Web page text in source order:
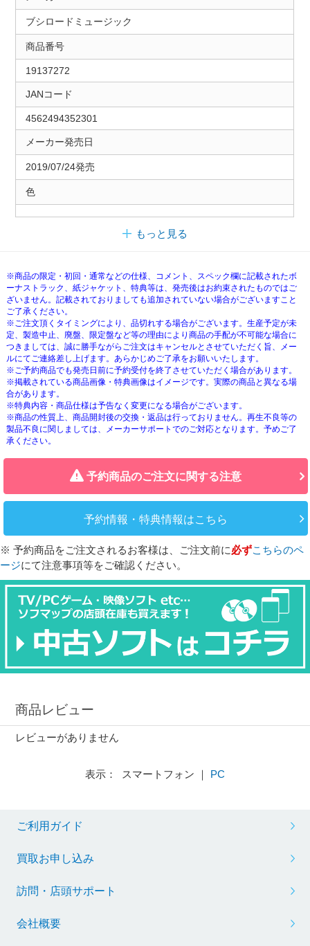
ブシロードミュージック
商品番号
19137272
JANコード
4562494352301
メーカー発売日
2019/07/24発売
色
もっと見る
※商品の限定・初回・通常などの仕様、コメント、スペック欄に記載されたボ
ーナストラック、紙ジャケット、特典等は、発売後はお約束されたものではご
ざいません。記載されておりましても追加されていない場合がございますこと
ご了承ください。
※ご注文頂くタイミングにより、品切れする場合がございます。生産予定が未
定、製造中止、廃盤、限定盤など等の理由により商品の手配が不可能な場合に
つきましては、誠に勝手ながらご注文はキャンセルとさせていただく旨、メー
ルにてご連絡差し上げます。あらかじめご了承をお願いいたします。
※ご予約商品でも発売日前に予約受付を終了させていただく場合があります。
※掲載されている商品画像・特典画像はイメージです。実際の商品と異なる場
合があります。
※特典内容・商品仕様は予告なく変更になる場合がございます。
※商品の性質上、商品開封後の交換・返品は行っておりません。再生不良等の
製品不良に関しましては、メーカーサポートでのご対応となります。予めご了
承ください。
予約商品のご注文に関する注意
予約情報・特典情報はこちら
※ 予約商品をご注文されるお客様は、ご注文前に必ずこちらのペ
ージにて注意事項等をご確認ください。
商品レビュー
レビューがありません
表示： スマートフォン ｜ PC
ご利用ガイド
買取お申し込み
訪問・店頭サポート
会社概要